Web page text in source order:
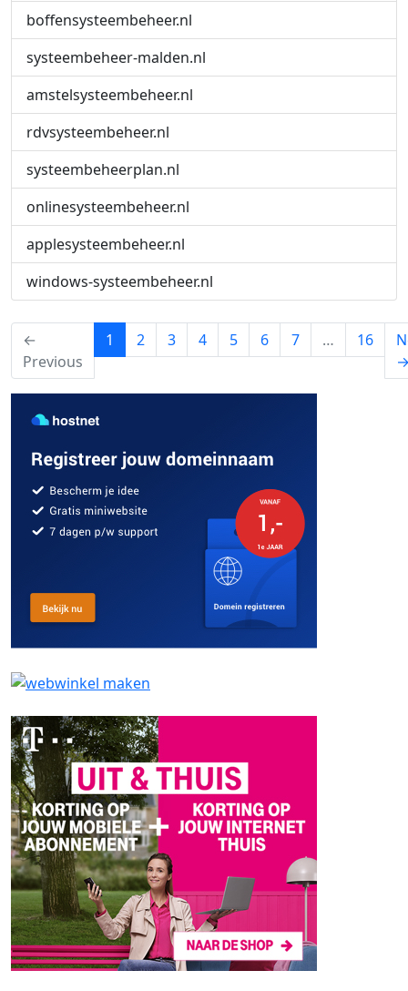
boffensysteembeheer.nl
systeembeheer-malden.nl
amstelsysteembeheer.nl
rdvsysteembeheer.nl
systeembeheerplan.nl
onlinesysteembeheer.nl
applesysteembeheer.nl
windows-systeembeheer.nl
←
Previous
1 (current)
2 3 4 5 6 7 … 16